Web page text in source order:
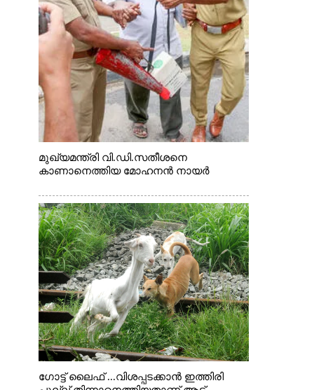
മുഖ്യമന്ത്രി വി.ഡി.സതീശനെ
കാണാനെത്തിയ മോഹനൻ നായർ
ഗോട്ട് ലൈഫ് ...വിശപ്പടക്കാൻ ഇത്തിരി